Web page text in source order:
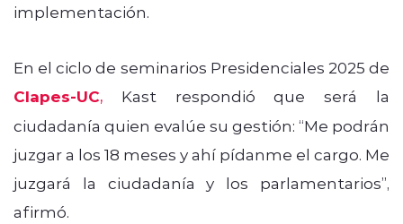
implementación.
En el ciclo de seminarios Presidenciales 2025 de
Clapes-UC, Kast respondió que será la
ciudadanía quien evalúe su gestión: “Me podrán
juzgar a los 18 meses y ahí pídanme el cargo. Me
juzgará la ciudadanía y los parlamentarios”,
afirmó.